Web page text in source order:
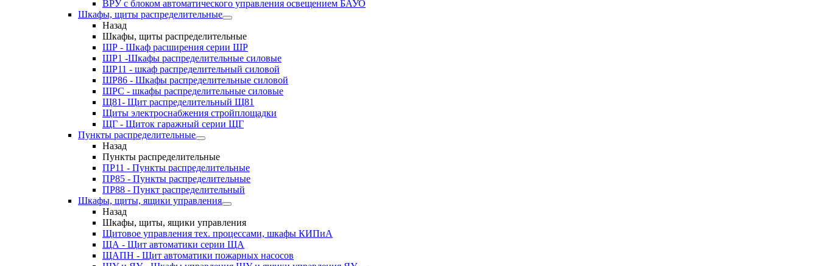
ВРУ с блоком автоматического управления освещением БАУО
Шкафы, щиты распределительные
Назад
Шкафы, щиты распределительные
ШР - Шкаф расширения серии ШР
ШР1 -Шкафы распределительные силовые
ШР11 - шкаф распределительный силовой
ШР86 - Шкафы распределительные силовой
ШРС - шкафы распределительные силовые
Щ81- Щит распределительный Щ81
Щиты электроснабжения стройплощадки
ЩГ - Щиток гаражный серии ЩГ
Пункты распределительные
Назад
Пункты распределительные
ПР11 - Пункты распределительные
ПР85 - Пункты распределительные
ПР88 - Пункт распределительный
Шкафы, щиты, ящики управления
Назад
Шкафы, щиты, ящики управления
Щитовое управления тех. процессами, шкафы КИПиА
ЩА - Щит автоматики серии ЩА
ЩАПН - Щит автоматики пожарных насосов